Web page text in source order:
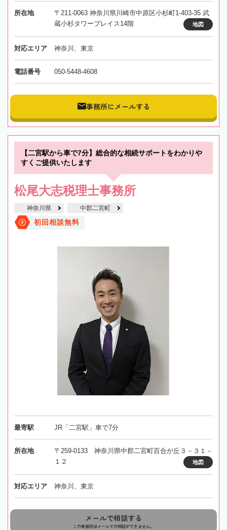
所在地
〒211-0063 神奈川県川崎市中原区小杉町1-403-35 武
蔵小杉タワープレイス14階
地図
対応エリア 神奈川、東京
電話番号 050-5448-4608
事務所にメールする
【二宮駅から車で7分】総合的な相続サポートをわかりや
すくご提供いたします
松尾大志税理士事務所
神奈川県 中郡二宮町
初回相談無料
最寄駅 JR「二宮駅」車で7分
所在地
〒259-0133 神奈川県中郡二宮町百合が丘３－３１－
１２
地図
対応エリア 神奈川、東京
メールで相談する
この事務所はメールでの相談ができません。